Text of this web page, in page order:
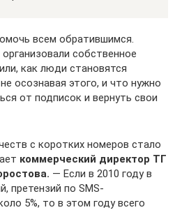
всем обратившимся.
собственное
как люди становятся
осознавая этого, и что нужно
от подписок и вернуть свои
с коротких номеров стало
коммерческий директор ТГ
— Если в 2010 году в
претензий по SMS-
5%, то в этом году всего